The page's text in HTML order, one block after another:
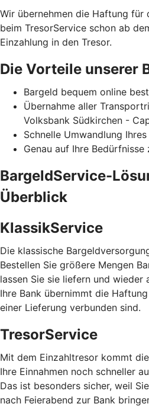
Wir übernehmen die Haftung für
beim TresorService schon ab
Einzahlung in den Tresor.
Die Vorteile unserer
Bargeld bequem online
Übernahme aller
Volksbank Südkirchen -
Schnelle Umwandlung
Genau auf Ihre
BargeldService-
Überblick
KlassikService
Die klassische
Bestellen Sie größere Mengen
lassen Sie sie liefern und wieder
Ihre Bank übernimmt die
einer Lieferung verbunden sind.
TresorService
Mit dem Einzahltresor kommt
Ihre Einnahmen noch schneller
Das ist besonders sicher, weil
nach Feierabend zur Bank